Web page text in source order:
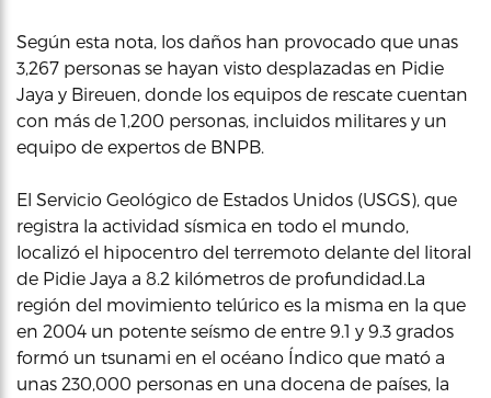
Según esta nota, los daños han provocado que unas
3,267 personas se hayan visto desplazadas en Pidie
Jaya y Bireuen, donde los equipos de rescate cuentan
con más de 1,200 personas, incluidos militares y un
equipo de expertos de BNPB.
El Servicio Geológico de Estados Unidos (USGS), que
registra la actividad sísmica en todo el mundo,
localizó el hipocentro del terremoto delante del litoral
de Pidie Jaya a 8.2 kilómetros de profundidad.La
región del movimiento telúrico es la misma en la que
en 2004 un potente seísmo de entre 9.1 y 9.3 grados
formó un tsunami en el océano Índico que mató a
unas 230,000 personas en una docena de países, la